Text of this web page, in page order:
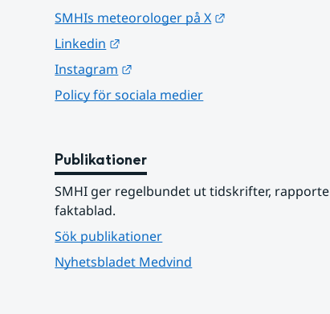
SMHIs meteorologer på X
Linkedin
Instagram
Policy för sociala medier
Publikationer
SMHI ger regelbundet ut tidskrifter,
faktablad.
Sök publikationer
Nyhetsbladet Medvind